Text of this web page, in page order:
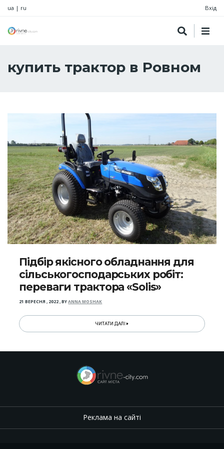
ua | ru Вхід
купить трактор в Ровном
Підбір якісного обладнання для
сільськогосподарських робіт:
переваги трактора «Solis»
21 ВЕРЕСНЯ , 2022,BYANNA MOSHAK
ЧИТАТИ ДАЛІ
Реклама на сайті